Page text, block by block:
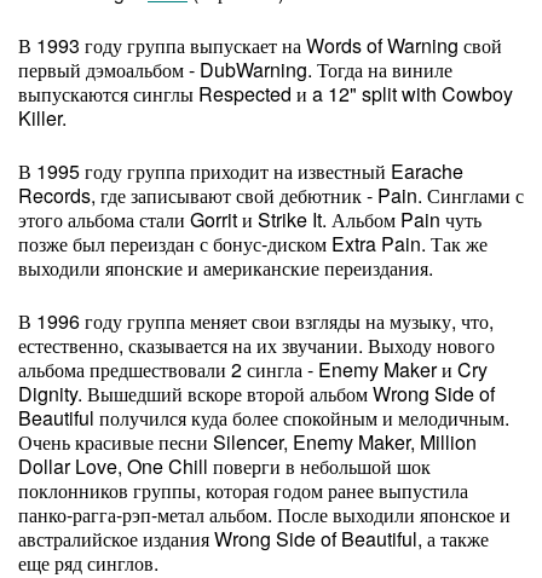
В 1993 году группа выпускает на Words of Warning свой
первый дэмоальбом - DubWarning. Тогда на виниле
выпускаются синглы Respected и a 12" split with Cowboy
Killer.
В 1995 году группа приходит на известный Earache
Records, где записывают свой дебютник - Pain. Синглами с
этого альбома стали Gorrit и Strike It. Альбом Pain чуть
позже был переиздан с бонус-диском Extra Pain. Так же
выходили японские и американские переиздания.
В 1996 году группа меняет свои взгляды на музыку, что,
естественно, сказывается на их звучании. Выходу нового
альбома предшествовали 2 сингла - Enemy Maker и Cry
Dignity. Вышедший вскоре второй альбом Wrong Side of
Beautiful получился куда более спокойным и мелодичным.
Очень красивые песни Silencer, Enemy Maker, Million
Dollar Love, One Chill поверги в небольшой шок
поклонников группы, которая годом ранее выпустила
панко-рагга-рэп-метал альбом. После выходили японское и
австралийское издания Wrong Side of Beautiful, а также
еще ряд синглов.